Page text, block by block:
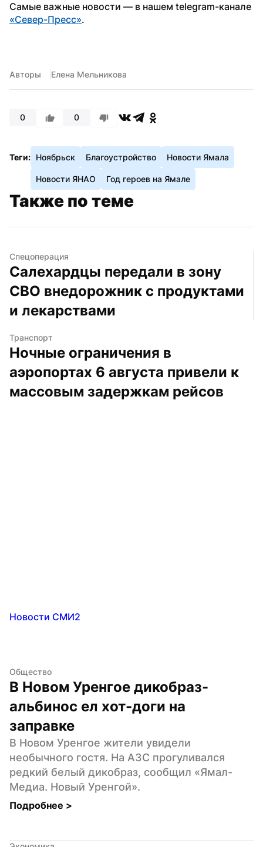
«Север-Пресс».
Авторы Елена Мельникова
0 0
Теги: Ноябрьск Благоустройство Новости Ямала
Новости ЯНАО Год героев на Ямале
Также по теме
Спецоперация
Салехардцы передали в зону
СВО внедорожник с продуктами
и лекарствами
Транспорт
Ночные ограничения в
аэропортах 6 августа привели к
массовым задержкам рейсов
Новости СМИ2
Общество
В Новом Уренгое дикобраз-
альбинос ел хот-доги на
заправке
В Новом Уренгое жители увидели
необычного гостя. На АЗС прогуливался
редкий белый дикобраз, сообщил «Ямал-
Медиа. Новый Уренгой».
Подробнее >